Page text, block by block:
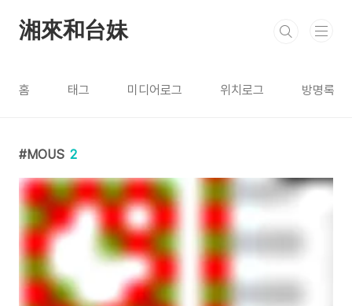
湘來和台妹
홈 태그 미디어로그 위치로그 방명록
MOUS 2